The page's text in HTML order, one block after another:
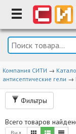
Компания СИТИ →
антисептические гели →
Фильтры
Всего товаров